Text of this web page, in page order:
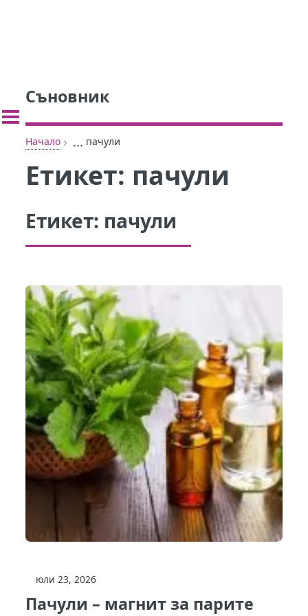
Съновник
Начало › ... пачули
Етикет: пачули
Етикет: пачули
юли 23, 2026
Пачули – магнит за парите